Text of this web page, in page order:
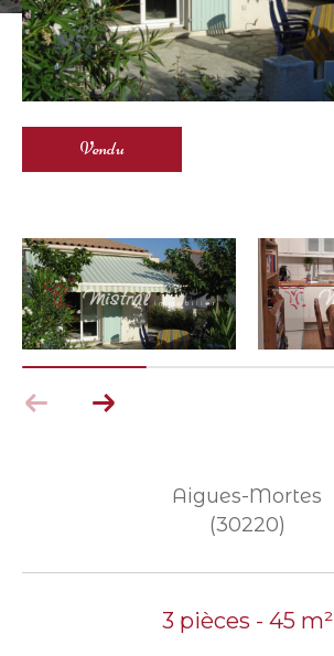
Vendu
Aigues-Mortes
(30220)
3 pièces - 45 m²